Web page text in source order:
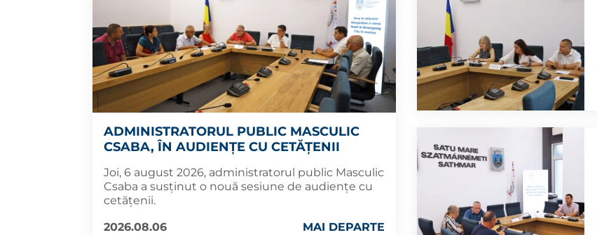
ADMINISTRATORUL PUBLIC MASCULIC
CSABA, ÎN AUDIENȚE CU CETĂȚENII
Joi, 6 august 2026, administratorul public Masculic
Csaba a susținut o nouă sesiune de audiențe cu
cetățenii.
2026.08.06
MAI DEPARTE